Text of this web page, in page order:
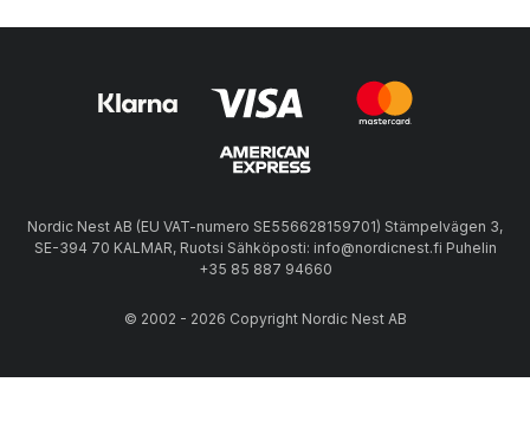
Nordic Nest AB (EU VAT-numero SE556628159701) Stämpelvägen 3,
SE-394 70 KALMAR, Ruotsi Sähköposti: info@nordicnest.fi Puhelin
+35 85 887 94660
© 2002 - 2026 Copyright Nordic Nest AB